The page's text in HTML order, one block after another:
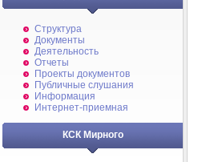
Структура
Документы
Деятельность
Отчеты
Проекты документов
Публичные слушания
Информация
Интернет-приемная
КСК Мирного